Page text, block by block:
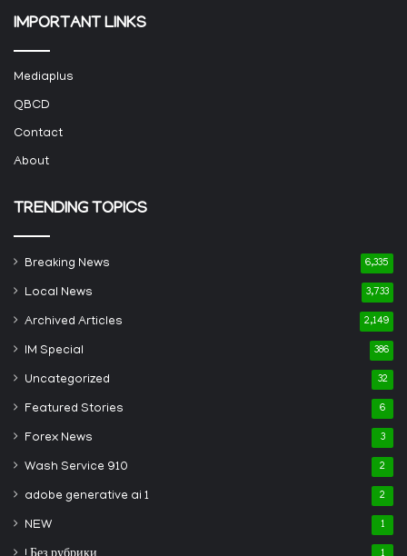
IMPORTANT LINKS
Mediaplus
QBCD
Contact
About
TRENDING TOPICS
Breaking News 6,335
Local News 3,733
Archived Articles 2,149
IM Special 386
Uncategorized 32
Featured Stories 6
Forex News 3
Wash Service 910 2
adobe generative ai 1 2
NEW 1